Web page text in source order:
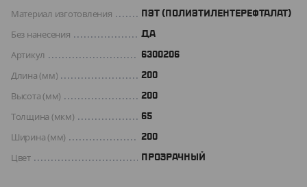
Материал изготовления ПЭТ (ПОЛИЭТИЛЕНТЕРЕФТАЛАТ)
Без нанесения ДА
Артикул 6300206
Длина (мм) 200
Высота (мм) 200
Толщина (мкм) 65
Ширина (мм) 200
Цвет ПРОЗРАЧНЫЙ